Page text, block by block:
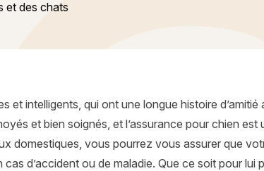
et des chats
et intelligents, qui ont une longue histoire d’amitié
et bien soignés, et l’assurance pour chien est
domestiques, vous pourrez vous assurer que
d’accident ou de maladie. Que ce soit pour lui